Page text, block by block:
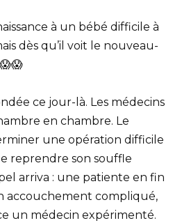
à un bébé difficile à
dès qu’il voit le nouveau-
ce jour-là. Les médecins
en chambre. Le
une opération difficile
reprendre son souffle
arriva : une patiente en fin
accouchement compliqué,
un médecin expérimenté.